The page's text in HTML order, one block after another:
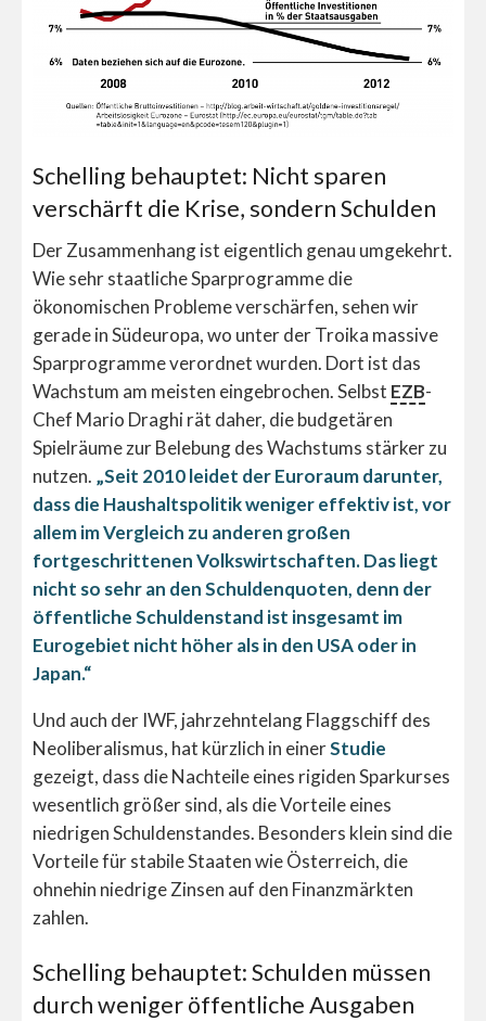
Schelling behauptet: Nicht sparen
verschärft die Krise, sondern Schulden
Der Zusammenhang ist eigentlich genau umgekehrt.
Wie sehr staatliche Sparprogramme die
ökonomischen Probleme verschärfen, sehen wir
gerade in Südeuropa, wo unter der Troika massive
Sparprogramme verordnet wurden. Dort ist das
Wachstum am meisten eingebrochen. Selbst EZB-
Chef Mario Draghi rät daher, die budgetären
Spielräume zur Belebung des Wachstums stärker zu
nutzen. „Seit 2010 leidet der Euroraum darunter,
dass die Haushaltspolitik weniger effektiv ist, vor
allem im Vergleich zu anderen großen
fortgeschrittenen Volkswirtschaften. Das liegt
nicht so sehr an den Schuldenquoten, denn der
öffentliche Schuldenstand ist insgesamt im
Eurogebiet nicht höher als in den USA oder in
Japan.“
Und auch der IWF, jahrzehntelang Flaggschiff des
Neoliberalismus, hat kürzlich in einerStudie
gezeigt, dass die Nachteile eines rigiden Sparkurses
wesentlich größer sind, als die Vorteile eines
niedrigen Schuldenstandes. Besonders klein sind die
Vorteile für stabile Staaten wie Österreich, die
ohnehin niedrige Zinsen auf den Finanzmärkten
zahlen.
Schelling behauptet: Schulden müssen
durch weniger öffentliche Ausgaben